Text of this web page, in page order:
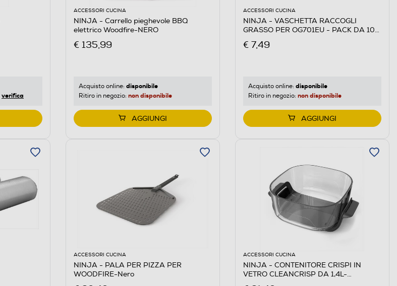
verifica
ACCESSORI CUCINA
NINJA - Carrello pieghevole BBQ
elettrico Woodfire-NERO
€ 135,99
Acquisto online: disponibile
Ritiro in negozio: non disponibile
AGGIUNGI
ACCESSORI CUCINA
NINJA - VASCHETTA RACCOGLI
GRASSO PER OG701EU - PACK DA 10-
€ 7,49
Acquisto online: disponibile
Ritiro in negozio: non disponibile
AGGIUNGI
ACCESSORI CUCINA
NINJA - PALA PER PIZZA PER
WOODFIRE-Nero
ACCESSORI CUCINA
NINJA - CONTENITORE CRISPI IN
VETRO CLEANCRISP DA 1,4L-